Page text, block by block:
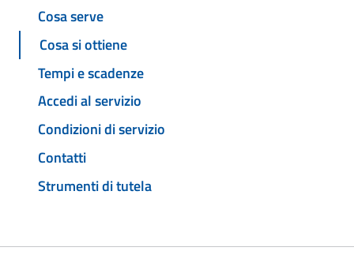
Cosa serve
Cosa si ottiene
Tempi e scadenze
Accedi al servizio
Condizioni di servizio
Contatti
Strumenti di tutela